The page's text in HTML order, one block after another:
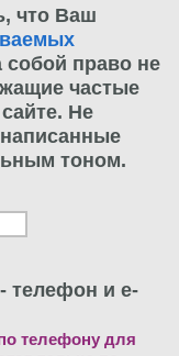
что Ваш
собой право не
частые
Не
тоном.
телефон и e-
телефону для